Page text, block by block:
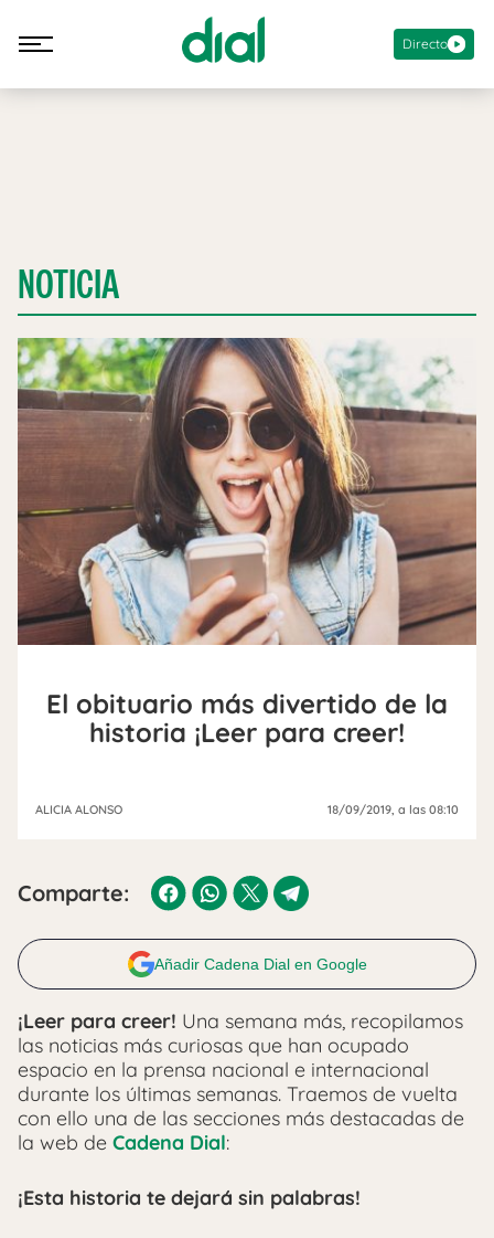
Directo
NOTICIA
El obituario más divertido de la
historia ¡Leer para creer!
ALICIA ALONSO 18/09/2019 , a las 08:10
Comparte:
Añadir Cadena Dial en Google
¡Leer para creer! Una semana más, recopilamos
las noticias más curiosas que han ocupado
espacio en la prensa nacional e internacional
durante los últimas semanas. Traemos de vuelta
con ello una de las secciones más destacadas de
la web de Cadena Dial:
¡Esta historia te dejará sin palabras!